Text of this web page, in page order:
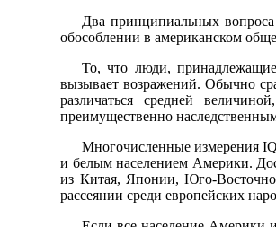
Два принципиальных
обособлении в американском
То, что люди,
вызывает возражений. Обычно
различаться средней
преимущественно
Многочисленные измерения
и белым населением Америки.
из Китая, Японии, Юго-
рассеянии среди европейских